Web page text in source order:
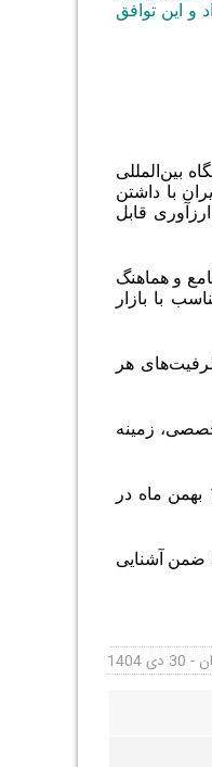
و این توافق
بین‌المللی
با داشتن
قابل
و هماهنگ
با بازار
هر
زمینه
بهمن ماه در
ضمن آشنایی